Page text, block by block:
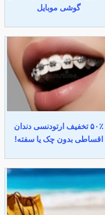
گوشی موبایل
۵۰٪ تخفیف ارتودنسی دندان
اقساطی بدون چک یا سفته!